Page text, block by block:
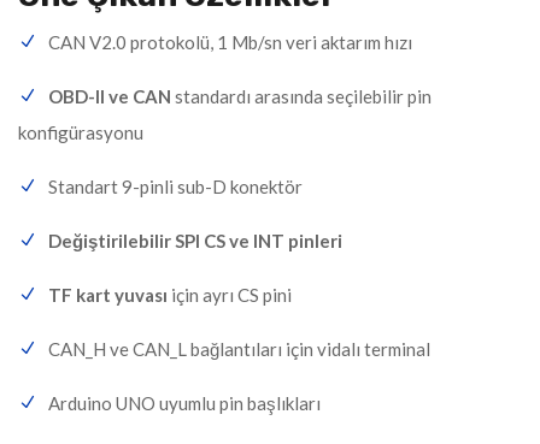
CAN V2.0 protokolü, 1 Mb/sn veri aktarım hızı
OBD-II ve CAN standardı arasında seçilebilir pin
konfigürasyonu
Standart 9-pinli sub-D konektör
Değiştirilebilir SPI CS ve INT pinleri
TF kart yuvası için ayrı CS pini
CAN_H ve CAN_L bağlantıları için vidalı terminal
Arduino UNO uyumlu pin başlıkları